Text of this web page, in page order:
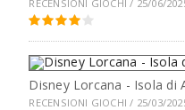
RECENSIONI GIOCHI / 25/06/
Disney Lorcana - Isola di
RECENSIONI GIOCHI / 25/03/